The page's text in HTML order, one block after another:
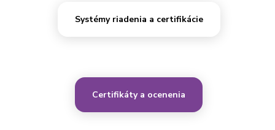
Systémy riadenia a certifikácie
Certifikáty a ocenenia